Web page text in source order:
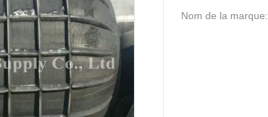
Nom de la marque: